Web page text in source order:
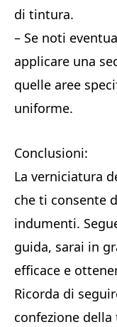
di tintura.
– Se noti
applicare una
quelle aree
uniforme.
Conclusioni:
La verniciatura
che ti consente
indumenti.
guida, sarai in
efficace e
Ricorda di
confezione